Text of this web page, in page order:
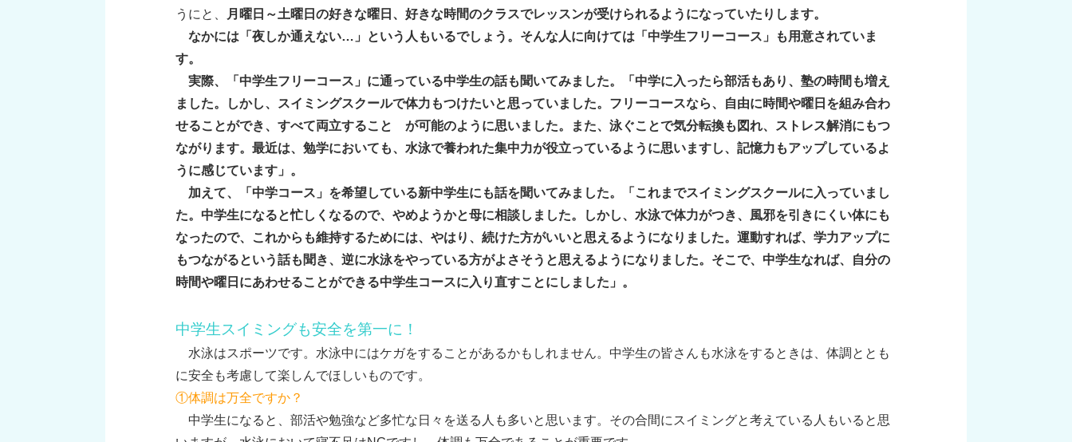
うにと、
月曜日～土曜日の好きな曜日、好きな時間のクラスでレッスンが受けられるようになっていたりします。
なかには「夜しか通えない…」という人もいるでしょう。そんな人に向けては「中学生フリーコース」も用意されていま
す。
実際、「中学生フリーコース」に通っている中学生の話も聞いてみました。「中学に入ったら部活もあり、塾の時間も増え
ました。しかし、スイミングスクールで体力もつけたいと思っていました。フリーコースなら、自由に時間や曜日を組み合わ
せることができ、すべて両立すること が可能のように思いました。また、泳ぐことで気分転換も図れ、ストレス解消にもつ
ながります。最近は、勉学においても、水泳で養われた集中力が役立っているように思いますし、記憶力もアップしているよ
うに感じています」。
加えて、「中学コース」を希望している新中学生にも話を聞いてみました。「これまでスイミングスクールに入っていまし
た。中学生になると忙しくなるので、やめようかと母に相談しました。しかし、水泳で体力がつき、風邪を引きにくい体にも
なったので、これからも維持するためには、やはり、続けた方がいいと思えるようになりました。運動すれば、学力アップに
もつながるという話も聞き、逆に水泳をやっている方がよさそうと思えるようになりました。そこで、中学生なれば、自分の
時間や曜日にあわせることができる中学生コースに入り直すことにしました」。
中学生スイミングも安全を第一に！
水泳はスポーツです。水泳中にはケガをすることがあるかもしれません。中学生の皆さんも水泳をするときは、体調ととも
に安全も考慮して楽しんでほしいものです。
①体調は万全ですか？
中学生になると、部活や勉強など多忙な日々を送る人も多いと思います。その合間にスイミングと考えている人もいると思